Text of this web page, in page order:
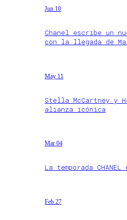
Jun 10
Chanel escribe un
con la llegada de
May 11
Stella McCartney y
alianza icónica
Mar 04
La temporada
Feb 27